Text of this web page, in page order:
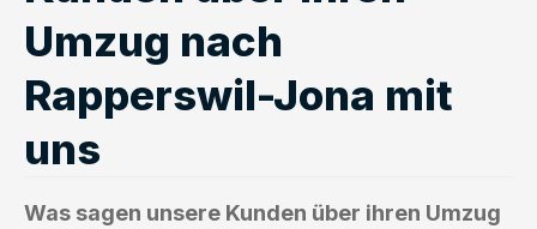
Umzug nach
Rapperswil-Jona mit
uns
Was sagen unsere Kunden über ihren Umzug